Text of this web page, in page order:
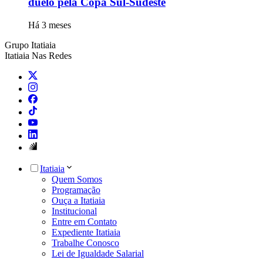
Há 3 meses
Grupo Itatiaia
Itatiaia Nas Redes
Itatiaia
Quem Somos
Programação
Ouça a Itatiaia
Institucional
Entre em Contato
Expediente Itatiaia
Trabalhe Conosco
Lei de Igualdade Salarial